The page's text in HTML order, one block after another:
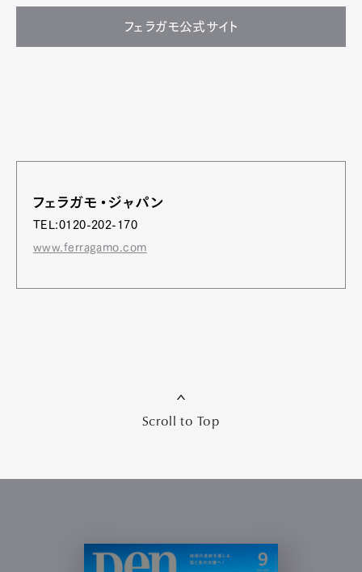
フェラガモ公式サイト
フェラガモ・ジャパン
TEL:0120-202-170
www.ferragamo.com
Scroll to Top